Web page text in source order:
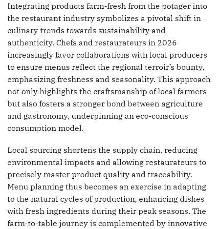
Integrating products farm-fresh from the potager into
the restaurant industry symbolizes a pivotal shift in
culinary trends towards sustainability and
authenticity. Chefs and restaurateurs in 2026
increasingly favor collaborations with local producers
to ensure menus reflect the regional terroir’s bounty,
emphasizing freshness and seasonality. This approach
not only highlights the craftsmanship of local farmers
but also fosters a stronger bond between agriculture
and gastronomy, underpinning an eco-conscious
consumption model.
Local sourcing shortens the supply chain, reducing
environmental impacts and allowing restaurateurs to
precisely master product quality and traceability.
Menu planning thus becomes an exercise in adapting
to the natural cycles of production, enhancing dishes
with fresh ingredients during their peak seasons. The
farm-to-table journey is complemented by innovative